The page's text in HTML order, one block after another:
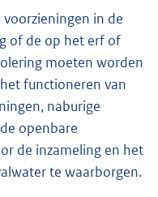
voorzieningen in de
of de op het erf of
moeten worden
functioneren van
naburige
openbare
de inzameling en het
te waarborgen.